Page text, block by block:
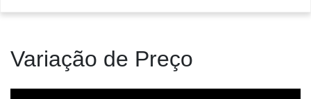
Variação de Preço